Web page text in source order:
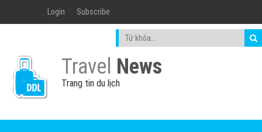
Login Subscribe
Travel News
Trang tin du lịch